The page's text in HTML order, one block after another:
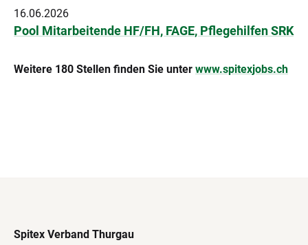
16.06.2026
Pool Mitarbeitende HF/FH, FAGE, Pflegehilfen SRK
Weitere 180 Stellen finden Sie unter www.spitexjobs.ch
Spitex Verband Thurgau